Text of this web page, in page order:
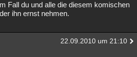
Fall du und alle die diesem komischen
ihn ernst nehmen.
22.09.2010 um 21:10